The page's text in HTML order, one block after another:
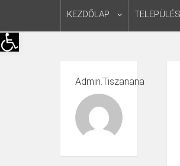
Eszköztár megnyitása
KEZDŐLAP
Admin.tiszanana